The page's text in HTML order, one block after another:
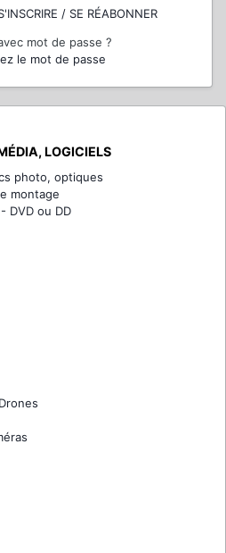
/ SE RÉABONNER
mot de passe ?
le mot de passe
LOGICIELS
photo, optiques
montage
DVD ou DD